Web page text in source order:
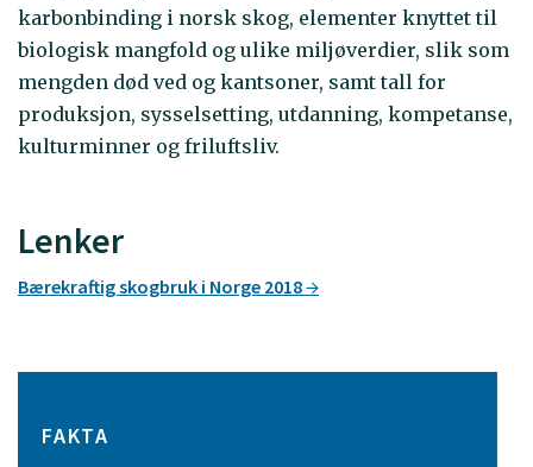
karbonbinding i norsk skog, elementer knyttet til
biologisk mangfold og ulike miljøverdier, slik som
mengden død ved og kantsoner, samt tall for
produksjon, sysselsetting, utdanning, kompetanse,
kulturminner og friluftsliv.
Lenker
Bærekraftig skogbruk i Norge 2018
FAKTA